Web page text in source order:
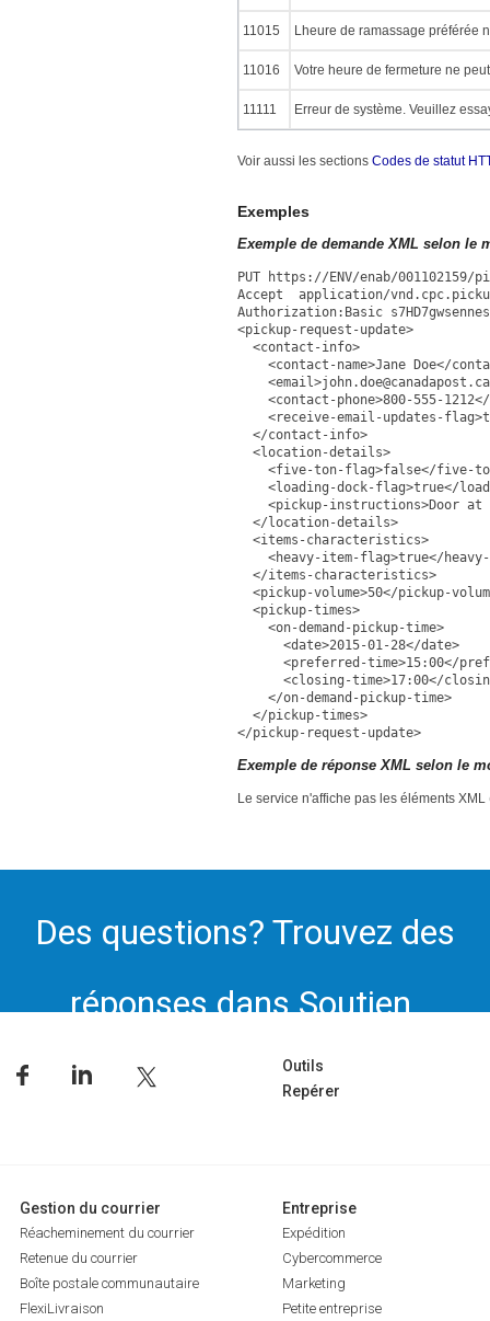
11015 Lheure de ramassage préférée
11016 Votre heure de fermeture ne
11111 Erreur de système. Veuillez
Voir aussi les sections Codes de statut
Exemples
Exemple de demande XML selon le
PUT https://ENV/enab/001102159/
Accept application/
Authorization:Basic
<pickup-request-update>
<contact-info>
<contact-name>Jane Doe</
<contact-phone>800-555-1212</
<receive-email-updates-
</contact-info>
<location-details>
<five-ton-flag>false</five-
<loading-dock-flag>true</
<pickup-instructions>Door at
</location-details>
<items-characteristics>
<heavy-item-flag>true</
</items-characteristics>
<pickup-volume>50</pickup-
<pickup-times>
<on-demand-pickup-time>
<date>2015-01-28</date>
<preferred-time>15:00</
<closing-time>17:00</
</on-demand-pickup-time>
</pickup-times>
</pickup-request-update>
Exemple de réponse XML selon le
Le service n'affiche pas les éléments
Des questions? Trouvez des
réponses dans Soutien.
Outils
Repérer
Gestion du courrier
Réacheminement du courrier
Retenue du courrier
Boîte postale communautaire
FlexiLivraison
Entreprise
Expédition
Cybercommerce
Marketing
Petite entreprise